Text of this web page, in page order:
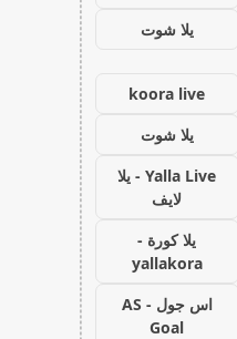
يلا شوت
koora live
يلا شوت
Yalla Live - يلا
لايف
يلا كورة -
yallakora
اس جول - AS
Goal